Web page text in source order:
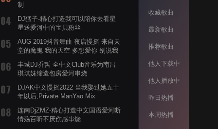
制
DJ猛子-精心打造我可以陪你去看星
星送爱河中的宝贝粉丝
AUG 2019抖音舞曲 夜店慢摇 来自天
堂的魔鬼 我的天空 多想爱你 别说我
丰城DJ乔哲-全中文Club音乐为南昌
琪琪妹缔造包房爱河串烧
DJAK中文慢摇2022 当我娶过她五十
年以后,Private ManYao Mix
连南DjZMZ-精心打造中文国语爱河断
情殇百听不厌伤感串烧
收藏歌曲
最新歌曲
推荐歌曲
他人下载中
他人播放中
昨日热播
本周热播